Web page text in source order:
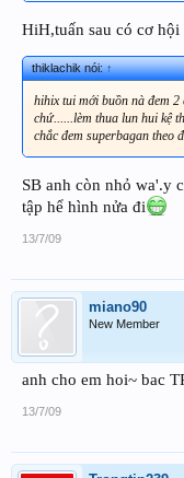
HiH,tuấn sau có cơ
thiklachik nói:↑
hihix tui mới buồn nà đem
chứ......lèm thua lun hui kệ
chắc đem superbagan theo
SB anh còn nhỏ wa'.y
tập hể hình nửa đi
13/7/09
miano90
New Member
anh cho em hoi~ bac
13/7/09